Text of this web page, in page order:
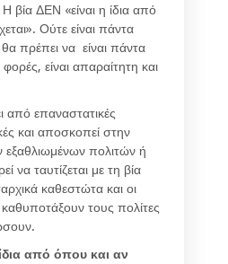
ΔΕΝ «είναι η ίδια από
Ούτε είναι πάντα
πρέπει να είναι πάντα
είναι απαραίτητη και
από επαναστατικές
και αποσκοπεί στην
πολιτών ή
να ταυτίζεται με τη βία
καθεστώτα και οι
καθυποτάξουν τους πολίτες
από όπου και αν